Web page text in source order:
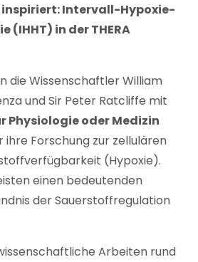
Intervall-Hypoxie-
(IHHT) in der THERA
die Wissenschaftler William
und Sir Peter Ratcliffe mit
Physiologie oder Medizin
ihre Forschung zur zellulären
(Hypoxie).
einen bedeutenden
der Sauerstoffregulation
Arbeiten rund